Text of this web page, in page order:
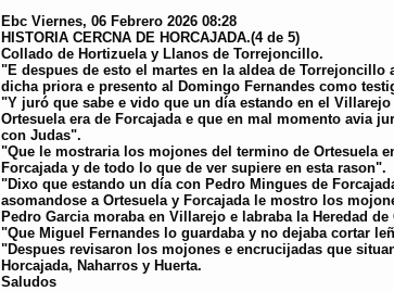
Ebc Viernes, 06 Febrero 2026 08:28
HISTORIA CERCNA DE HORCAJADA.(4 de 5)
Collado de Hortizuela y Llanos de Torrejoncillo.
"E despues de esto el martes en la aldea de Torrejoncillo
dicha priora e presento al Domingo Fernandes como
"Y juró que sabe e vido que un día estando en el
Ortesuela era de Forcajada e que en mal momento avia
con Judas".
"Que le mostraria los mojones del termino de Ortesuela
Forcajada y de todo lo que de ver supiere en esta rason".
"Dixo que estando un día con Pedro Mingues de
asomandose a Ortesuela y Forcajada le mostro los
Pedro Garcia moraba en Villarejo e labraba la Heredad
"Que Miguel Fernandes lo guardaba y no dejaba cortar
"Despues revisaron los mojones e encrucijadas que
Horcajada, Naharros y Huerta.
Saludos